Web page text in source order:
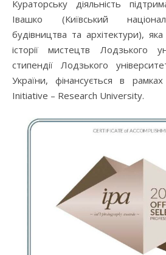
Кураторську діяльність
Івашко (Київський
будівництва та архітектури),
історії мистецтв Лодзького
стипендії Лодзького
України, фінансується в
Initiative – Research University.